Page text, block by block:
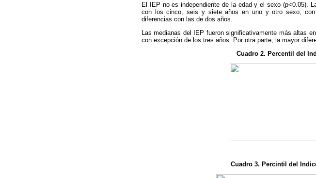
El IEP no es independiente de la edad y el sexo (p<0.05).
con los cinco, seis y siete años en uno y otro sexo;
diferencias con las de dos años.
Las medianas del IEP fueron significativamente más altas
con excepción de los tres años. Por otra parte, la mayor
Cuadro 2. Percentil del
Cuadro 3. Percintil del